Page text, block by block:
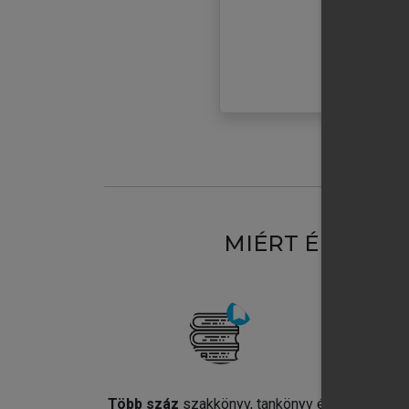
MIÉRT
Több száz szakkönyv, tankönyv és